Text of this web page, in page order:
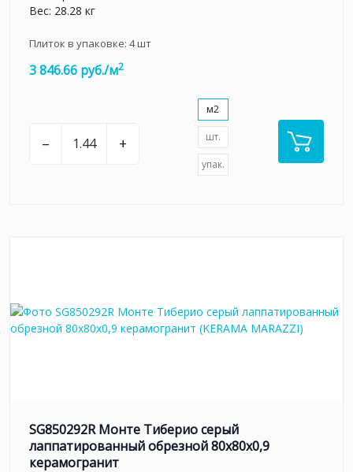
Вес: 28.28 кг
Плиток в упаковке: 4шт
3 846.66 руб./м2
– +
м2
шт.
упак.
SG850292R Монте Тиберио серый
лаппатированный обрезной 80x80x0,9
керамогранит